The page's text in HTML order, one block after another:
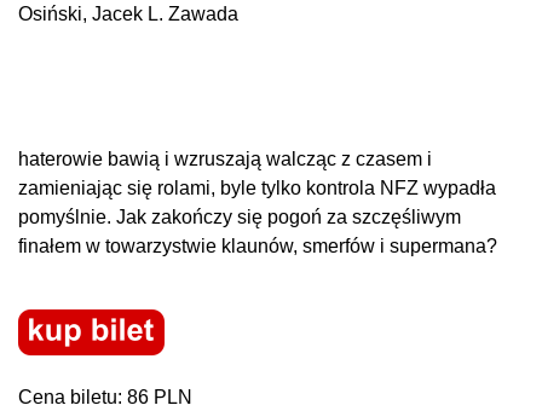
Osiński, Jacek L. Zawada
haterowie bawią i wzruszają walcząc z czasem i
zamieniając się rolami, byle tylko kontrola NFZ wypadła
pomyślnie. Jak zakończy się pogoń za szczęśliwym
finałem w towarzystwie klaunów, smerfów i supermana?
Cena biletu: 86 PLN